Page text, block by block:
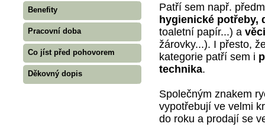
Benefity
Pracovní doba
Co jíst před pohovorem
Děkovný dopis
Patří sem např.
hygienické potřeby,
toaletní papír...) a
žárovky...). I přesto,
kategorie patří sem i
technika.
Společným znakem
vypotřebují ve velmi
do roku a prodají se